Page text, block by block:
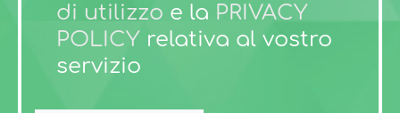
di utilizzo e la PRIVACY
POLICY relativa al vostro
servizio